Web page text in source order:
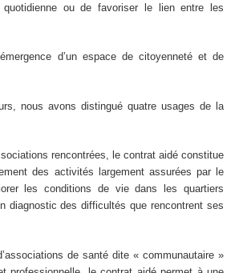
ou de favoriser le lien entre les
d’un espace de citoyenneté et de
nous avons distingué quatre usages de la
rencontrées, le contrat aidé constitue
des activités largement assurées par le
les conditions de vie dans les quartiers
diagnostic des difficultés que rencontrent ses
de santé dite « communautaire »